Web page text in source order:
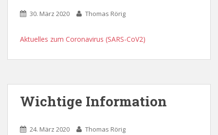
30. März 2020 Thomas Rörig
Aktuelles zum Coronavirus (SARS-CoV2)
Wichtige Information
24. März 2020 Thomas Rörig